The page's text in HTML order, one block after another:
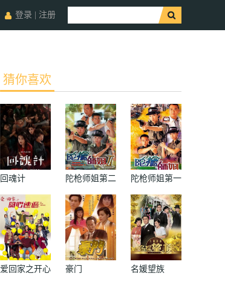
登录 注册
徐浩昌 苏家乐 伍咏诗 彭杏英 陈淑仪 练美娟
猜你喜欢
回魂计
陀枪师姐第二
部国语
陀枪师姐第一
部国语
爱回家之开心
豪门 名媛望族